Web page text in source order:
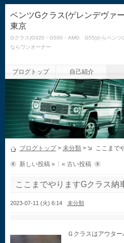
ベンツGクラス(ゲレンデヴァ
東京
Gクラス(G320・G500・AMG G55)からベンツ
ならワンオーナー
ブログトップ 自己紹介
ブログトップ> 未分類 > ここまで
新しい投稿 » « 古い投稿
ここまでやりますGクラス納
2023-07-11 (火) 6:14 未分類
Ｇクラスはアウタ